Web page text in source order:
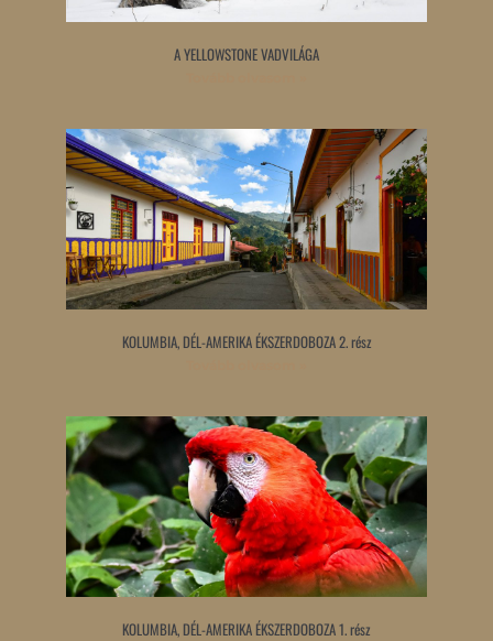
A YELLOWSTONE VADVILÁGA
KOLUMBIA, DÉL-AMERIKA ÉKSZERDOBOZA 2. rész
KOLUMBIA, DÉL-AMERIKA ÉKSZERDOBOZA 1. rész